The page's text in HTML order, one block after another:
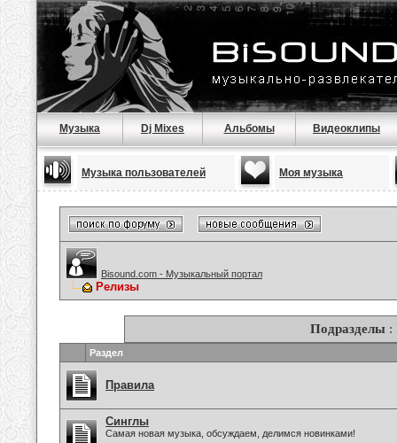
Музыка Dj Mixes Альбомы Видеоклипы
Музыка пользователей Моя музыка
Bisound.com - Музыкальный портал
Релизы
Подразделы :
Раздел
Правила
Синглы
Самая новая музыка, обсуждаем, делимся новинками!